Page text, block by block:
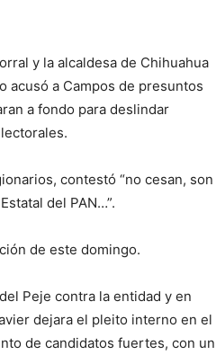
y la alcaldesa de Chihuahua
acusó a Campos de presuntos
a fondo para deslindar
contestó “no cesan, son
del PAN…”.
de este domingo.
Peje contra la entidad y en
dejara el pleito interno en el
de candidatos fuertes, con un